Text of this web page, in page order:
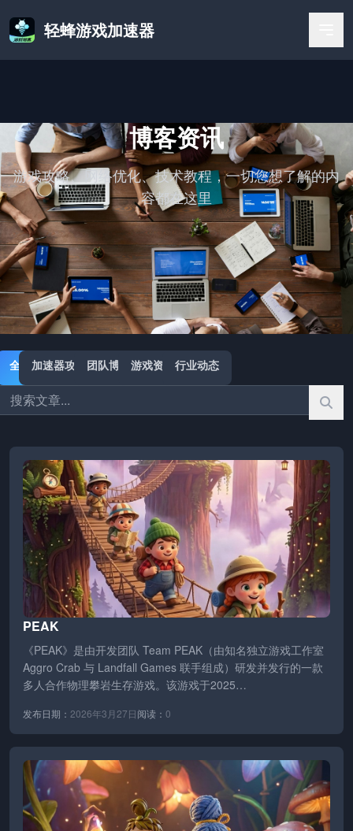
轻蜂游戏加速器
博客资讯
游戏攻略、网络优化、技术教程，一切您想了解的内
容都在这里
首页
/ 博客资讯
全部 加速器攻略 团队博客 游戏资讯 行业动态
PEAK
《PEAK》是由开发团队 Team PEAK（由知名独立游戏工作室
Aggro Crab 与 Landfall Games 联手组成）研发并发行的一款
多人合作物理攀岩生存游戏。该游戏于2025…
发布日期： 2026年3月27日阅读： 0